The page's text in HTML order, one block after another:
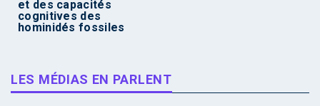
et des capacités
cognitives des
hominidés fossiles
LES MÉDIAS EN PARLENT